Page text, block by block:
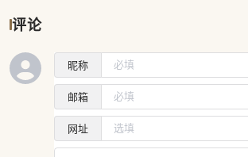
评论
昵称
邮箱
网址